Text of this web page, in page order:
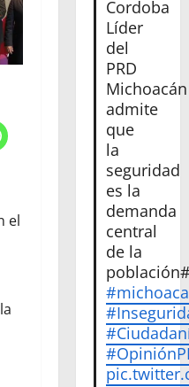
el
Cordoba
Líder
del
PRD
Michoacán
admite
que
la
seguridad
es la
demanda
central
de la